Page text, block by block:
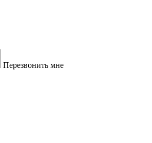
Перезвонить мне